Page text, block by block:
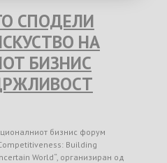
СПОДЕЛИ
НА
БИЗНИС
бизнис форум
Building
World“, организиран од